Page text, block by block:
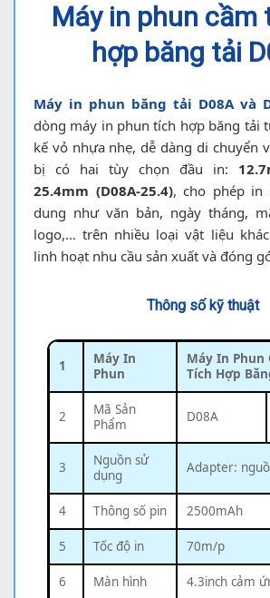
Máy in phun cầm
hợp băng tải
Máy in phun băng tải D08A và
dòng máy in phun tích hợp băng tải
kế vỏ nhựa nhẹ, dễ dàng di chuyển
bị có hai tùy chọn đầu in:
25.4mm (D08A-25.4), cho phép in
dung như văn bản, ngày tháng,
logo,… trên nhiều loại vật liệu
linh hoạt nhu cầu sản xuất và đóng
Thông số kỹ thuật
1
Máy In
Phun
Máy In Phun
Tích Hợp
2
Mã Sản
Phẩm
D08A
3
Nguồn sử
dụng
Adapter:
4 Thông số pin 2500mAh
5 Tốc độ in 70m/p
6 Màn hình 4.3inch cảm